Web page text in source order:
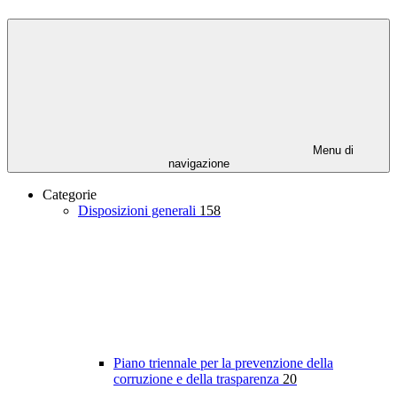
Menu di
navigazione
Categorie
Disposizioni generali 158
Piano triennale per la prevenzione della
corruzione e della trasparenza 20